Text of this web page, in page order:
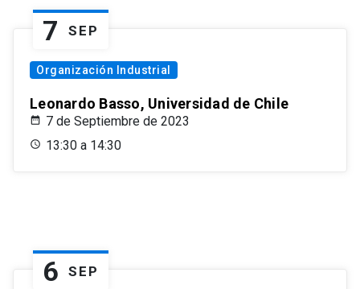
7 SEP
Organización Industrial
Leonardo Basso, Universidad de Chile
7 de Septiembre de 2023
13:30 a 14:30
6 SEP